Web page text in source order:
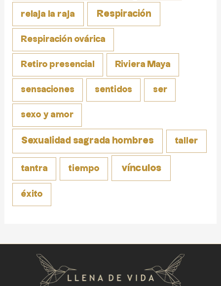
relaja la raja Respiración
Respiración ovárica
Retiro presencial Riviera Maya
sensaciones sentidos ser
sexo y amor
Sexualidad sagrada hombres taller
tantra tiempo vínculos
éxito